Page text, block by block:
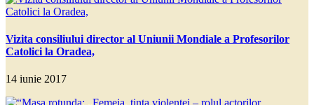
Vizita consiliului director al Uniunii Mondiale a Profesorilor
Catolici la Oradea,
14 iunie 2017